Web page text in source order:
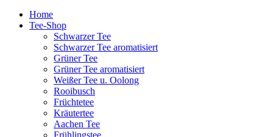
Home
Tee-Shop
Schwarzer Tee
Schwarzer Tee aromatisiert
Grüner Tee
Grüner Tee aromatisiert
Weißer Tee u. Oolong
Rooibusch
Früchtetee
Kräutertee
Aachen Tee